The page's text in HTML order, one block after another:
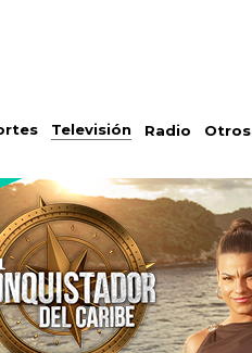
Televisión Radio Otros